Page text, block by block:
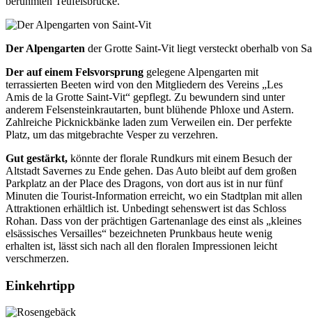
Der Alpengarten der Grotte Saint-Vit liegt versteckt oberhalb von
Der auf einem Felsvorsprung gelegene Alpengarten mit
terrassierten Beeten wird von den Mitgliedern des Vereins „Les
Amis de la Grotte Saint-Vit“ gepflegt. Zu bewundern sind unter
anderem Felsensteinkrautarten, bunt blühende Phloxe und Astern.
Zahlreiche Picknickbänke laden zum Verweilen ein. Der perfekte
Platz, um das mitgebrachte Vesper zu verzehren.
Gut gestärkt, könnte der florale Rundkurs mit einem Besuch der
Altstadt Savernes zu Ende gehen. Das Auto bleibt auf dem großen
Parkplatz an der Place des Dragons, von dort aus ist in nur fünf
Minuten die Tourist-Information erreicht, wo ein Stadtplan mit allen
Attraktionen erhältlich ist. Unbedingt sehenswert ist das Schloss
Rohan. Dass von der prächtigen Gartenanlage des einst als „kleines
elsässisches Versailles“ bezeichneten Prunkbaus heute wenig
erhalten ist, lässt sich nach all den floralen Impressionen leicht
verschmerzen.
Einkehrtipp